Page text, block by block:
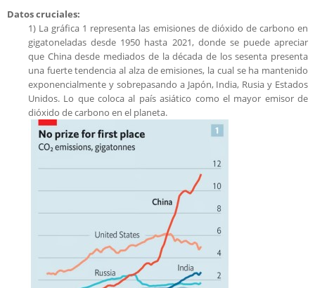
Datos cruciales:
1) La gráfica 1 representa las emisiones de dióxido de carbono en
gigatoneladas desde 1950 hasta 2021, donde se puede apreciar
que China desde mediados de la década de los sesenta presenta
una fuerte tendencia al alza de emisiones, la cual se ha mantenido
exponencialmente y sobrepasando a Japón, India, Rusia y Estados
Unidos. Lo que coloca al país asiático como el mayor emisor de
dióxido de carbono en el planeta.